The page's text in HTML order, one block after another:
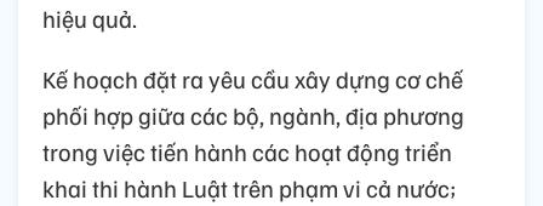
hiệu quả.
Kế hoạch đặt ra yêu cầu xây dựng cơ chế
phối hợp giữa các bộ, ngành, địa phương
trong việc tiến hành các hoạt động triển
khai thi hành Luật trên phạm vi cả nước;